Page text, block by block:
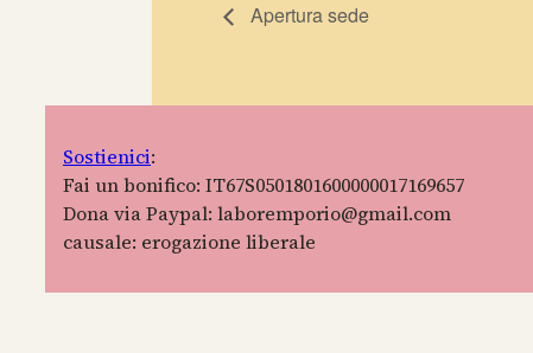
Apertura sede
Sostienici:
Fai un bonifico: IT67S0501801600000017169657
Dona via Paypal: laboremporio@gmail.com
causale: erogazione liberale